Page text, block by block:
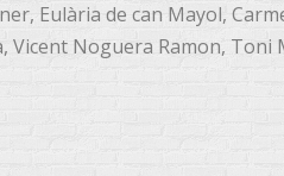
Eulària de can Mayol,
Vicent Noguera Ramon, Toni